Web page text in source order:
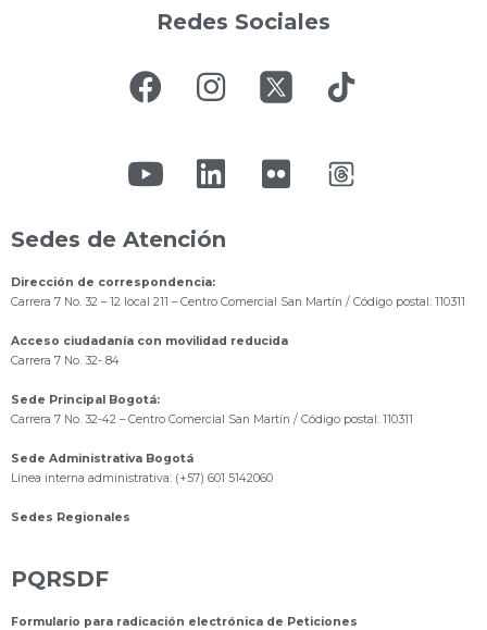
Redes Sociales
Sedes de Atención
Dirección de correspondencia:
Carrera 7 No. 32 – 12 local 211 – Centro Comercial San Martín / Código postal: 110311
Acceso ciudadanía con movilidad reducida
Carrera 7 No. 32- 84
Sede Principal Bogotá:
Carrera 7 No. 32-42 – Centro Comercial San Martín / Código postal: 110311
Sede Administrativa Bogotá
Línea interna administrativa: (+57) 601 5142060
Sedes Regionales
PQRSDF
Formulario para radicación electrónica de Peticiones